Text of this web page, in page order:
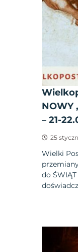
NOWY
– 21-
25
Wielki
do ŚWIĄT